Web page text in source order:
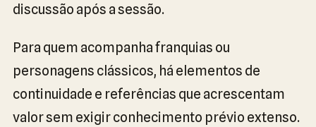
discussão após a sessão.
Para quem acompanha franquias ou
personagens clássicos, há elementos de
continuidade e referências que acrescentam
valor sem exigir conhecimento prévio extenso.